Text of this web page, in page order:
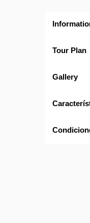
Tour Plan
Gallery